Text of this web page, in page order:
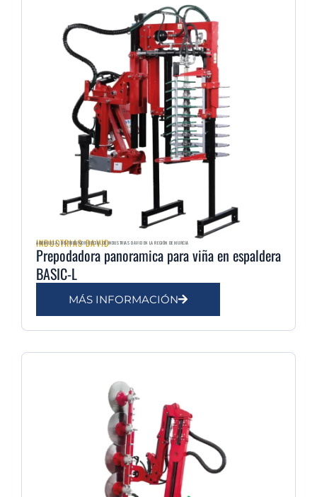
INDUSTRIAS DAVID
AGRIMULSA | DISTRIBUIDOR OFICIAL DE INDUSTRIAS DAVID EN LA REGIÓN DE MURCIA
Prepodadora panoramica para viña en espaldera
BASIC-L
MÁS INFORMACIÓN